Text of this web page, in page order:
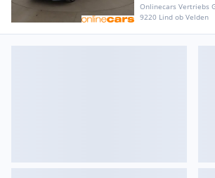
Onlinecars Vertriebs
9220 Lind ob Velden